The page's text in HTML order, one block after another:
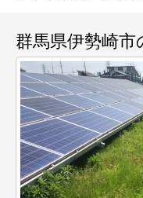
群馬県伊勢崎市